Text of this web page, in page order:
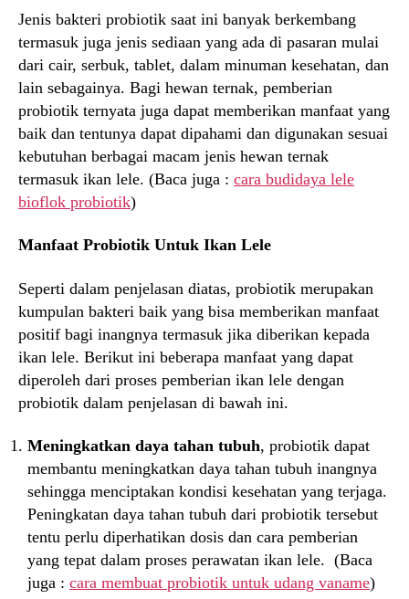
Jenis bakteri probiotik saat ini banyak berkembang
termasuk juga jenis sediaan yang ada di pasaran mulai
dari cair, serbuk, tablet, dalam minuman kesehatan, dan
lain sebagainya. Bagi hewan ternak, pemberian
probiotik ternyata juga dapat memberikan manfaat yang
baik dan tentunya dapat dipahami dan digunakan sesuai
kebutuhan berbagai macam jenis hewan ternak
termasuk ikan lele. (Baca juga : cara budidaya lele
bioflok probiotik)
Manfaat Probiotik Untuk Ikan Lele
Seperti dalam penjelasan diatas, probiotik merupakan
kumpulan bakteri baik yang bisa memberikan manfaat
positif bagi inangnya termasuk jika diberikan kepada
ikan lele. Berikut ini beberapa manfaat yang dapat
diperoleh dari proses pemberian ikan lele dengan
probiotik dalam penjelasan di bawah ini.
Meningkatkan daya tahan tubuh, probiotik dapat
membantu meningkatkan daya tahan tubuh inangnya
sehingga menciptakan kondisi kesehatan yang terjaga.
Peningkatan daya tahan tubuh dari probiotik tersebut
tentu perlu diperhatikan dosis dan cara pemberian
yang tepat dalam proses perawatan ikan lele. (Baca
juga : cara membuat probiotik untuk udang vaname)